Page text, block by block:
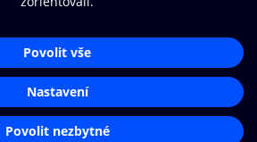
údajů
Aplikace O2 Knihovna
Čti a poslouchej své e-knihy a
audioknihy rychleji a pohodlněji.